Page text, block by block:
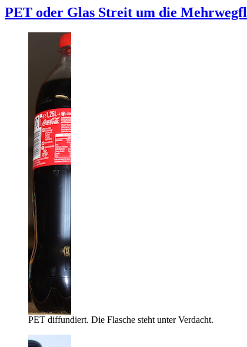
PET oder Glas Streit um die
PET diffundiert. Die Flasche steht unter Verdacht.